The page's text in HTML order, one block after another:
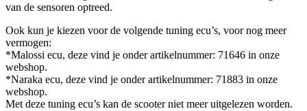
van de sensoren optreed.
Ook kun je kiezen voor de volgende tuning ecu’s, voor nog meer
vermogen:
*Malossi ecu, deze vind je onder artikelnummer: 71646 in onze
webshop.
*Naraka ecu, deze vind je onder artikelnummer: 71883 in onze
webshop.
Met deze tuning ecu’s kan de scooter niet meer uitgelezen worden.